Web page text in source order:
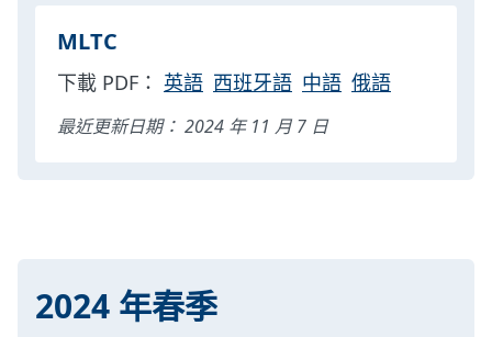
MLTC
下載 PDF： 英語 西班牙語 中語 俄語
最近更新日期： 2024 年 11 月 7 日
2024 年春季